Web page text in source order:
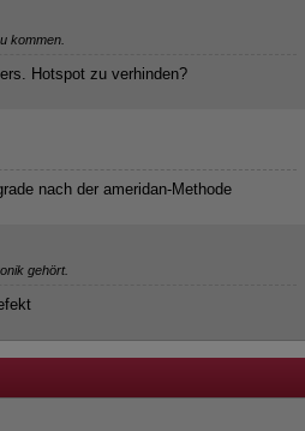
kommen.
Hotspot zu verhinden?
nach der ameridan-Methode
gehört.